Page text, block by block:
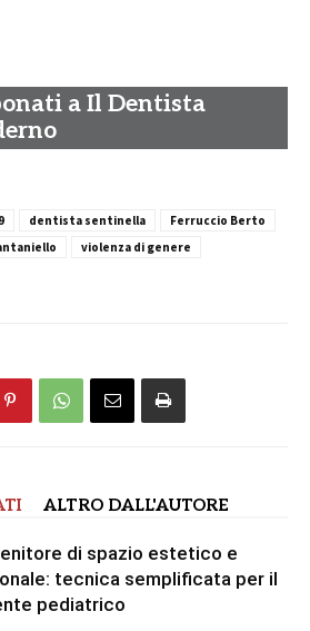
a Il Dentista
dentista sentinella
Ferruccio Berto
violenza di genere
ALTRO DALL'AUTORE
di spazio estetico e
tecnica semplificata per il
pediatrico